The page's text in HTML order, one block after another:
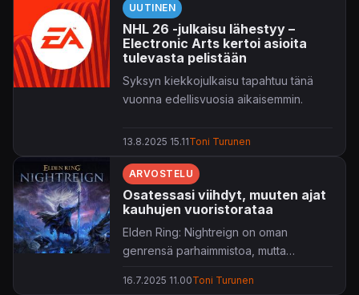
UUTINEN
NHL 26 -julkaisu lähestyy –
Electronic Arts kertoi asioita
tulevasta pelistään
Syksyn kiekkojulkaisu tapahtuu tänä
vuonna edellisvuosia aikaisemmin.
13.8.2025 15.11Toni Turunen
ARVOSTELU
Osatessasi viihdyt, muuten ajat
kauhujen vuoristorataa
Elden Ring: Nightreign on oman
genrensä parhaimmistoa, mutta
hakeville.
16.7.2025 11.00Toni Turunen